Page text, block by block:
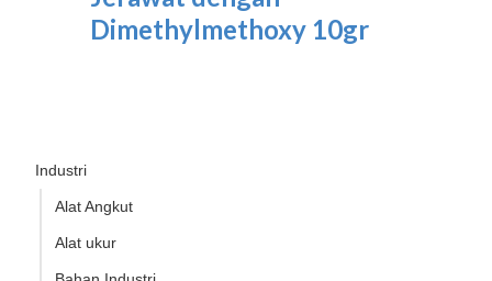
Industri
Alat Angkut
Alat ukur
Dimethylmethoxy 10gr